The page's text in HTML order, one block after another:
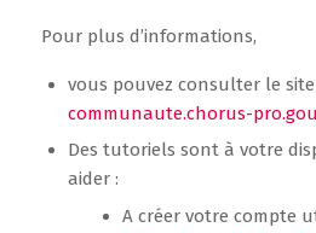
Pour plus d’informations,
vous pouvez consulter le site
communaute.chorus-
Des tutoriels sont à votre
aider :
A créer votre compte